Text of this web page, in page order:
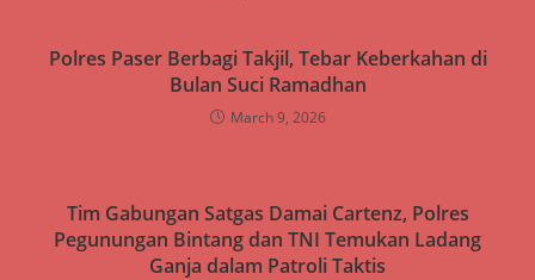
Polres Paser Berbagi Takjil, Tebar Keberkahan di
Bulan Suci Ramadhan
March 9, 2026
Tim Gabungan Satgas Damai Cartenz, Polres
Pegunungan Bintang dan TNI Temukan Ladang
Ganja dalam Patroli Taktis